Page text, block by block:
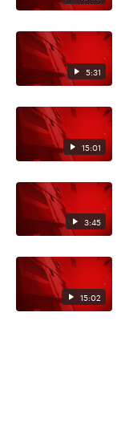
5:31
15:01
3:45
15:02